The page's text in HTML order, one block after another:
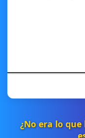
¿No era lo que